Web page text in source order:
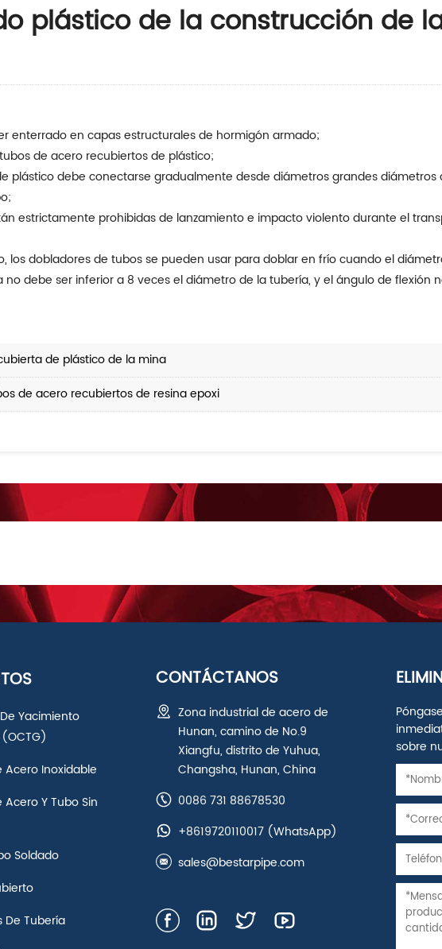
plástico de la construcción de
enterrado en capas estructurales de hormigón armado;
de acero recubiertos de plástico;
plástico debe conectarse gradualmente desde diámetros grandes diámetros
estrictamente prohibidas de lanzamiento e impacto violento durante el
los dobladores de tubos se pueden usar para doblar en frío cuando el
debe ser inferior a 8 veces el diámetro de la tubería, y el ángulo de flexión
de plástico de la mina
de acero recubiertos de resina epoxi
Yacimiento
Acero Inoxidable
Acero Y Tubo Sin
Soldado
De Tubería
CONTÁCTANOS
Zona industrial de acero de
Hunan, camino de No.9
Xiangfu, distrito de Yuhua,
Changsha, Hunan, China
0086 731 88678530
+8619720110017(WhatsApp)
sales@bestarpipe.com
sobre